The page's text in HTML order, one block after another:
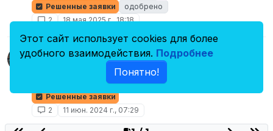
Решенные заявки
одобрено
2
18 мая 2025 г., 18:18
Откат по ситуации убийства мэра в
мэрии by 1000+7
Перенесена
Решенные
Решенные заявки
2
11 июн. 2024 г., 07:29
Этот сайт использует cookies для более
удобного взаимодействия. Подробнее
Понятно!